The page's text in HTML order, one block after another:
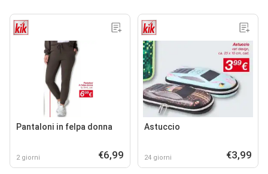
Pantaloni in felpa donna
2 giorni €6,99
Astuccio
24 giorni €3,99